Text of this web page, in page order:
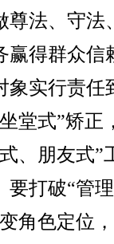
尊法、守法
赢得群众信
象实行责任
堂式”矫正
、朋友式”
要打破“管
角色定位